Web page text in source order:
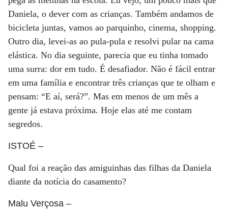
Daniela, o dever com as crianças. Também andamos de
bicicleta juntas, vamos ao parquinho, cinema, shopping.
Outro dia, levei-as ao pula-pula e resolvi pular na cama
elástica. No dia seguinte, parecia que eu tinha tomado
uma surra: dor em tudo. É desafiador. Não é fácil entrar
em uma família e encontrar três crianças que te olham e
pensam: “E aí, será?”. Mas em menos de um mês a
gente já estava próxima. Hoje elas até me contam
segredos.
ISTOÉ –
Qual foi a reação das amiguinhas das filhas da Daniela
diante da notícia do casamento?
Malu Verçosa –